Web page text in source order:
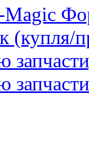
Magic
(купля/